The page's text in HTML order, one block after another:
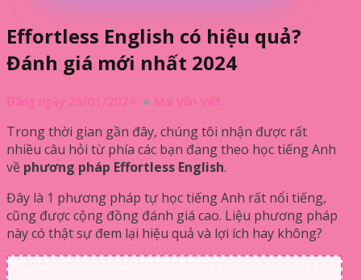
Effortless English có hiệu quả?
Đánh giá mới nhất 2024
Đăng ngày 25/01/2024 Mai Văn Việt
Trong thời gian gần đây, chúng tôi nhận được rất
nhiều câu hỏi từ phía các bạn đang theo học tiếng Anh
về phương pháp Effortless English.
Đây là 1 phương pháp tự học tiếng Anh rất nổi tiếng,
cũng được cộng đồng đánh giá cao. Liệu phương pháp
này có thật sự đem lại hiệu quả và lợi ích hay không?